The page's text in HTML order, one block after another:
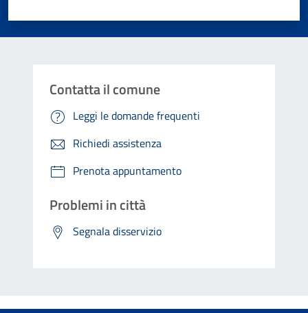
Contatta il comune
Leggi le domande frequenti
Richiedi assistenza
Prenota appuntamento
Problemi in città
Segnala disservizio